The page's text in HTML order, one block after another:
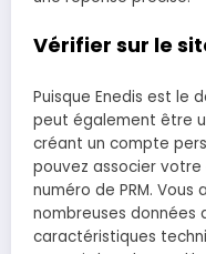
Vérifier sur le
Puisque Enedis est le
peut également être
créant un compte
pouvez associer votre
numéro de PRM.
nombreuses données
caractéristiques